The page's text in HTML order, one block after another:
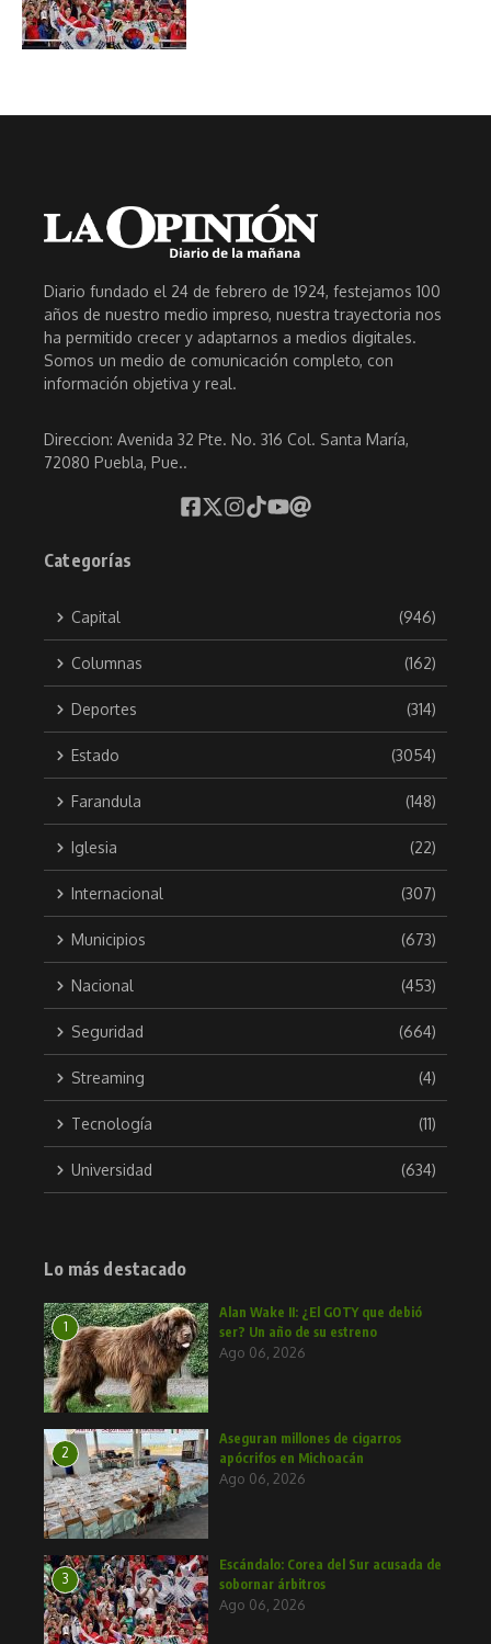
Diario fundado el 24 de febrero de 1924, festejamos 100
años de nuestro medio impreso, nuestra trayectoria nos
ha permitido crecer y adaptarnos a medios digitales.
Somos un medio de comunicación completo, con
información objetiva y real.
Direccion: Avenida 32 Pte. No. 316 Col. Santa María,
72080 Puebla, Pue..
Categorías
Capital (946)
Columnas (162)
Deportes (314)
Estado (3054)
Farandula (148)
Iglesia (22)
Internacional (307)
Municipios (673)
Nacional (453)
Seguridad (664)
Streaming (4)
Tecnología (11)
Universidad (634)
Lo más destacado
1
Alan Wake II: ¿El GOTY que debió
ser? Un año de su estreno
Ago 06, 2026
2
Aseguran millones de cigarros
apócrifos en Michoacán
Ago 06, 2026
3
Escándalo: Corea del Sur acusada de
sobornar árbitros
Ago 06, 2026